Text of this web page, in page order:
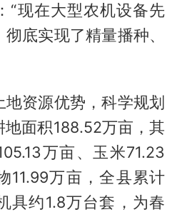
“现在大型农机设备先
底实现了精量播种、
资源优势，科学规划
面积188.52万亩，其
万亩、玉米71.23
11.99万亩，全县累计
具约1.8万台套，为春